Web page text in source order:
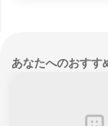
あなたへのおすす